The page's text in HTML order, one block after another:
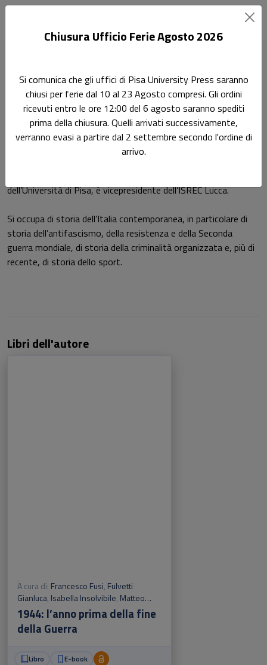
Fulvetti Gianluca
Pagina di Fulvetti Gianluca
dell’Università di Pisa, è vicepresidente dell’ISREC Lucca.
Si occupa di storia dell’Italia contemporanea, in particolare di
storia dell’antifascismo, della resistenza e della Seconda
guerra mondiale, di storia della criminalità organizzata e, più di
recente, di storia dello sport.
Libri dell'autore
A cura di: Francesco Fusi, Fulvetti
Gianluca, Isabella Insolvibile, Matteo
Pretelli
1944: l’anno prima della fine
della Guerra
Libro E-book
Chiusura Ufficio Ferie Agosto 2026
Si comunica che gli uffici di Pisa University Press saranno
chiusi per ferie dal 10 al 23 Agosto compresi. Gli ordini
ricevuti entro le ore 12:00 del 6 agosto saranno spediti
prima della chiusura. Quelli arrivati successivamente,
verranno evasi a partire dal 2 settembre secondo l'ordine di
arrivo.